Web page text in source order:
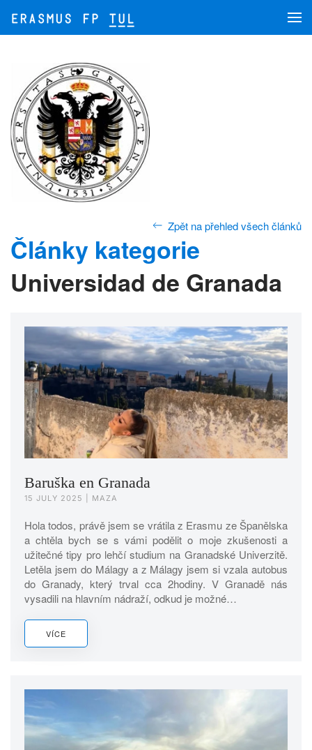
Skip to main content
Zpět na přehled všech článků
Články kategorie
Universidad de Granada
Baruška en Granada
15 JULY 2025 | MAZA
Hola todos, právě jsem se vrátila z Erasmu ze Španělska
a chtěla bych se s vámi podělit o moje zkušenosti a
užitečné tipy pro lehčí studium na Granadské Univerzitě.
Letěla jsem do Málagy a z Málagy jsem si vzala autobus
do Granady, který trval cca 2hodiny. V Granadě nás
vysadili na hlavním nádraží, odkud je možné…
VÍCE